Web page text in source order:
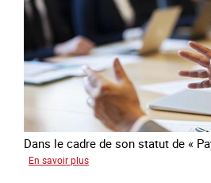
Dans le cadre de son statut de «
En savoir plus